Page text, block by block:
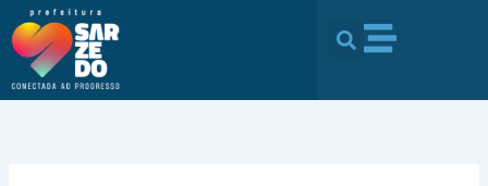
conteúdo
para
conteúdo